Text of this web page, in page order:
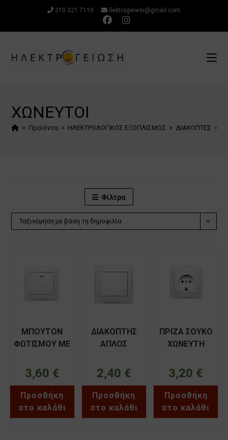
περιεχόμενο
210 321 7110 ilektrogeiwsi@gmail.com
ΧΩΝΕΥΤΟΙ
> Προϊόντα > ΗΛΕΚΤΡΟΛΟΓΙΚΟΣ ΕΞΟΠΛΙΣΜΟΣ > ΔΙΑΚΟΠΤΕΣ >
Φίλτρα
Ταξινόμηση με βάση τη δημοφιλία
ΜΠΟΥΤΟΝ
ΦΩΤΙΣΜΟΥ ΜΕ
ΧΩΝΕΥΤΟ
ΛΕΥΚΟ ΧΑΛΚΙΔΑ
BASSIAKOS
71024XN
3,60 €
Προσθήκη
στο καλάθι
ΔΙΑΚΟΠΤΗΣ
ΑΠΛΟΣ
ΛΕΥΚΟΣ
ΧΑΛΚΙΔΑ
BASSIAKOS
71011XN
2,40 €
Προσθήκη
στο καλάθι
ΠΡΙΖΑ ΣΟΥΚΟ
ΧΩΝΕΥΤΗ
BASSIAKOS
71030XN
3,20 €
Προσθήκη
στο καλάθι